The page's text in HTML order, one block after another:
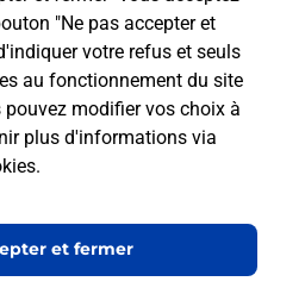
"Ne pas accepter et
votre refus et seuls
au fonctionnement du site
modifier vos choix à
plus d'informations via
.
et fermer
GENNEVILLIERS
Bateau
conforme